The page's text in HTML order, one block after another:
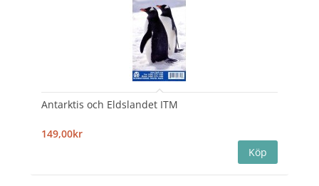
Antarktis och Eldslandet ITM
149,00kr